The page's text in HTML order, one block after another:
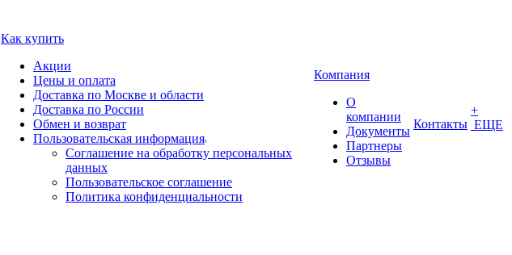
Как купить
Акции
Цены и оплата
Доставка по Москве и области
Доставка по России
Обмен и возврат
Пользовательская информация
Соглашение на обработку персональных
данных
Пользовательское соглашение
Политика конфиденциальности
Компания
О
компании
Документы
Партнеры
Отзывы
Контакты
+
ЕЩЕ